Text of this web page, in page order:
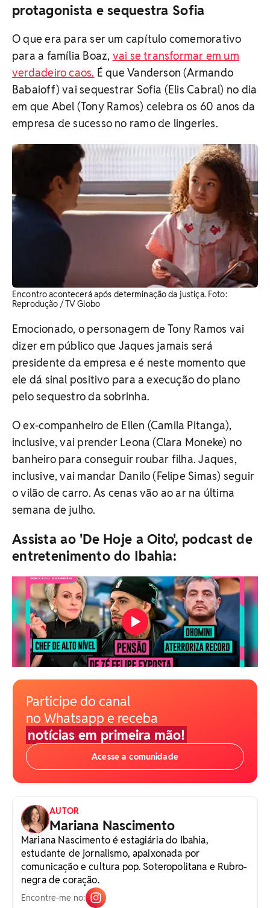
protagonista e sequestra Sofia
O que era para ser um capítulo comemorativo
para a família Boaz, vai se transformar em um
verdadeiro caos. É que Vanderson (Armando
Babaioff) vai sequestrar Sofia (Elis Cabral) no dia
em que Abel (Tony Ramos) celebra os 60 anos da
empresa de sucesso no ramo de lingeries.
Encontro acontecerá após determinação da justiça. ​Foto:
Reprodução / TV Globo
Emocionado, o personagem de Tony Ramos vai
dizer em público que Jaques jamais será
presidente da empresa e é neste momento que
ele dá sinal positivo para a execução do plano
pelo sequestro da sobrinha.
O ex-companheiro de Ellen (Camila Pitanga),
inclusive, vai prender Leona (Clara Moneke) no
banheiro para conseguir roubar filha. Jaques,
inclusive, vai mandar Danilo (Felipe Simas) seguir
o vilão de carro. As cenas vão ao ar na última
semana de julho.
Assista ao 'De Hoje a Oito', podcast de
entretenimento do Ibahia:
Participe do canal
no Whatsapp e receba
notícias em primeira mão!
Acesse a comunidade
AUTOR
Mariana Nascimento
Mariana Nascimento é estagiária do Ibahia,
estudante de jornalismo, apaixonada por
comunicação e cultura pop. Soteropolitana e Rubro-
negra de coração.
Encontre-me no: